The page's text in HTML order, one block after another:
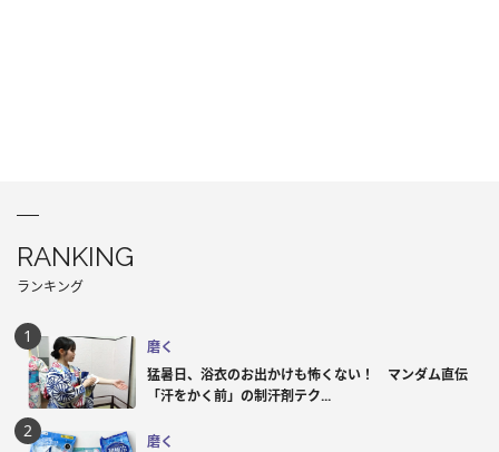
RANKING
ランキング
磨く
猛暑日、浴衣のお出かけも怖くない！ マンダム直伝
「汗をかく前」の制汗剤テク...
磨く